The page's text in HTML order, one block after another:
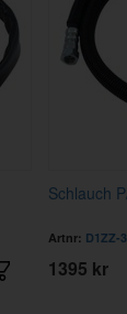
Schlauch
Artnr: D1ZZ-
1395 kr